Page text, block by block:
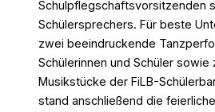
Schulpflegschaftsvorsitzenden
Schülersprechers. Für beste
zwei beeindruckende
Schülerinnen und Schüler
Musikstücke der FiLB-
stand anschließend die